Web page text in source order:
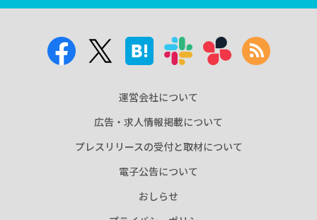
運営会社について
広告・求人情報掲載について
プレスリリースの受付と取材について
電子公告について
おしらせ